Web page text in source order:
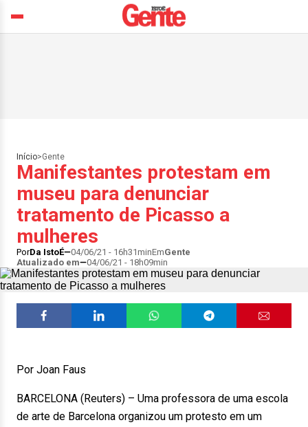
Início>Gente
Manifestantes protestam em
museu para denunciar
tratamento de Picasso a
mulheres
PorDa IstoÉ 04/06/21 - 16h31minEmGente
Atualizado em
04/06/21 - 18h09min
Por Joan Faus
BARCELONA (Reuters) – Uma professora de uma escola
de arte de Barcelona organizou um protesto em um